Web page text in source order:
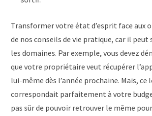
Transformer votre état d’esprit face aux
de nos conseils de vie pratique, car il peut
les domaines. Par exemple, vous devez
que votre propriétaire veut récupérer
lui-même dès l’année prochaine. Mais, ce
correspondait parfaitement à votre
pas sûr de pouvoir retrouver le même